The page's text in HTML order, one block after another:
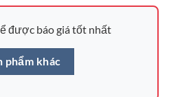
được báo giá tốt nhất
phẩm khác